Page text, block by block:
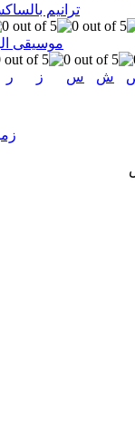
ترانيم
موسيقى
ر ز س ش